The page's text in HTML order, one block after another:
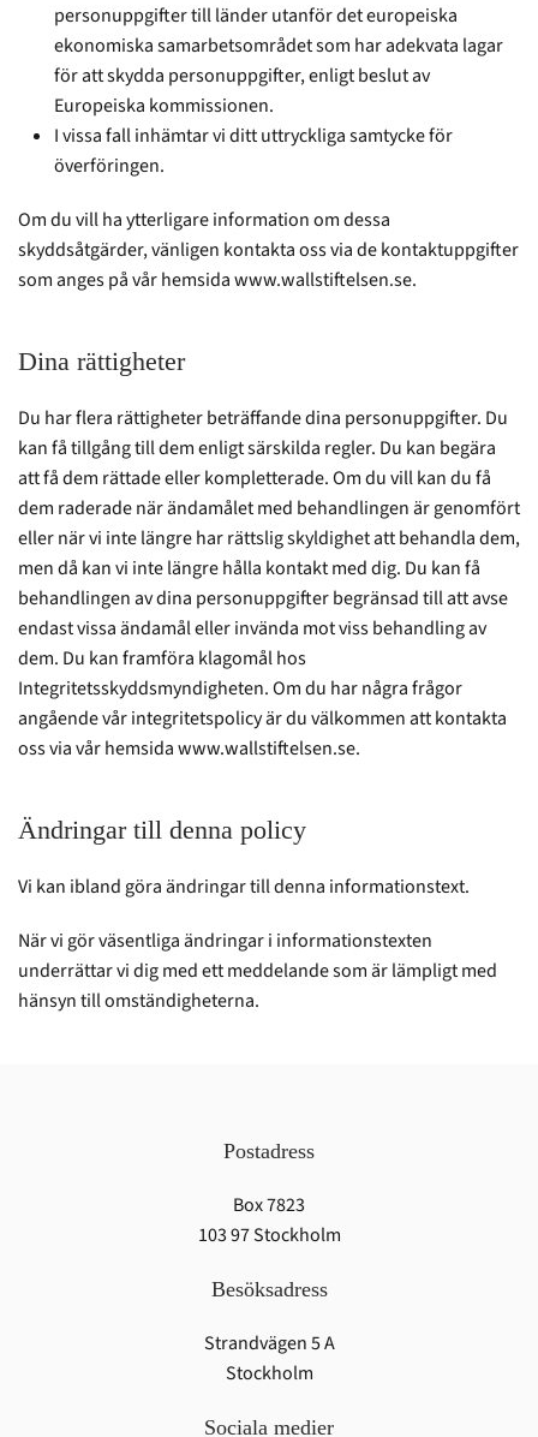
personuppgifter till länder utanför det europeiska
ekonomiska samarbetsområdet som har adekvata lagar
för att skydda personuppgifter, enligt beslut av
Europeiska kommissionen.
I vissa fall inhämtar vi ditt uttryckliga samtycke för
överföringen.
Om du vill ha ytterligare information om dessa
skyddsåtgärder, vänligen kontakta oss via de kontaktuppgifter
som anges på vår hemsida www.wallstiftelsen.se.
Dina rättigheter
Du har flera rättigheter beträffande dina personuppgifter. Du
kan få tillgång till dem enligt särskilda regler. Du kan begära
att få dem rättade eller kompletterade. Om du vill kan du få
dem raderade när ändamålet med behandlingen är genomfört
eller när vi inte längre har rättslig skyldighet att behandla dem,
men då kan vi inte längre hålla kontakt med dig. Du kan få
behandlingen av dina personuppgifter begränsad till att avse
endast vissa ändamål eller invända mot viss behandling av
dem. Du kan framföra klagomål hos
Integritetsskyddsmyndigheten. Om du har några frågor
angående vår integritetspolicy är du välkommen att kontakta
oss via vår hemsida www.wallstiftelsen.se.
Ändringar till denna policy
Vi kan ibland göra ändringar till denna informationstext.
När vi gör väsentliga ändringar i informationstexten
underrättar vi dig med ett meddelande som är lämpligt med
hänsyn till omständigheterna.
Besöksadress
Strandvägen 5 A
Stockholm
Postadress
Box 7823
103 97 Stockholm
Sociala medier